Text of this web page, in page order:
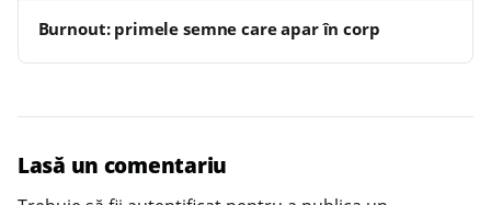
Burnout: primele semne care apar în corp
Lasă un comentariu